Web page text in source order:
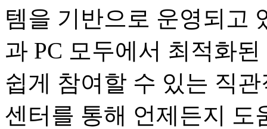
템을 기반으로 운영되고
과 PC 모두에서 최적화
쉽게 참여할 수 있는 직
센터를 통해 언제든지 도